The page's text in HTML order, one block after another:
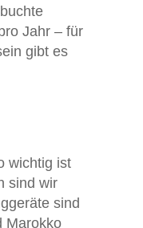
Jahr – für
gibt es
wichtig ist
sind wir
sind
Marokko